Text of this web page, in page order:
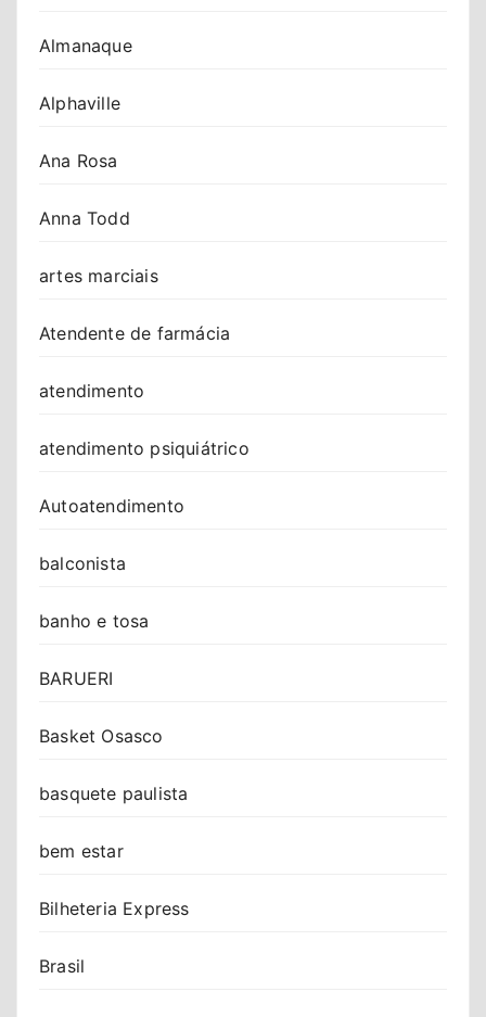
Almanaque
Alphaville
Ana Rosa
Anna Todd
artes marciais
Atendente de farmácia
atendimento
atendimento psiquiátrico
Autoatendimento
balconista
banho e tosa
BARUERI
Basket Osasco
basquete paulista
bem estar
Bilheteria Express
Brasil